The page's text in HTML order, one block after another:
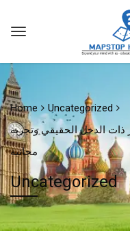
Home
Uncategorized
ذات الدخل الحقيقي وتجربة
مجانية
Uncategorized